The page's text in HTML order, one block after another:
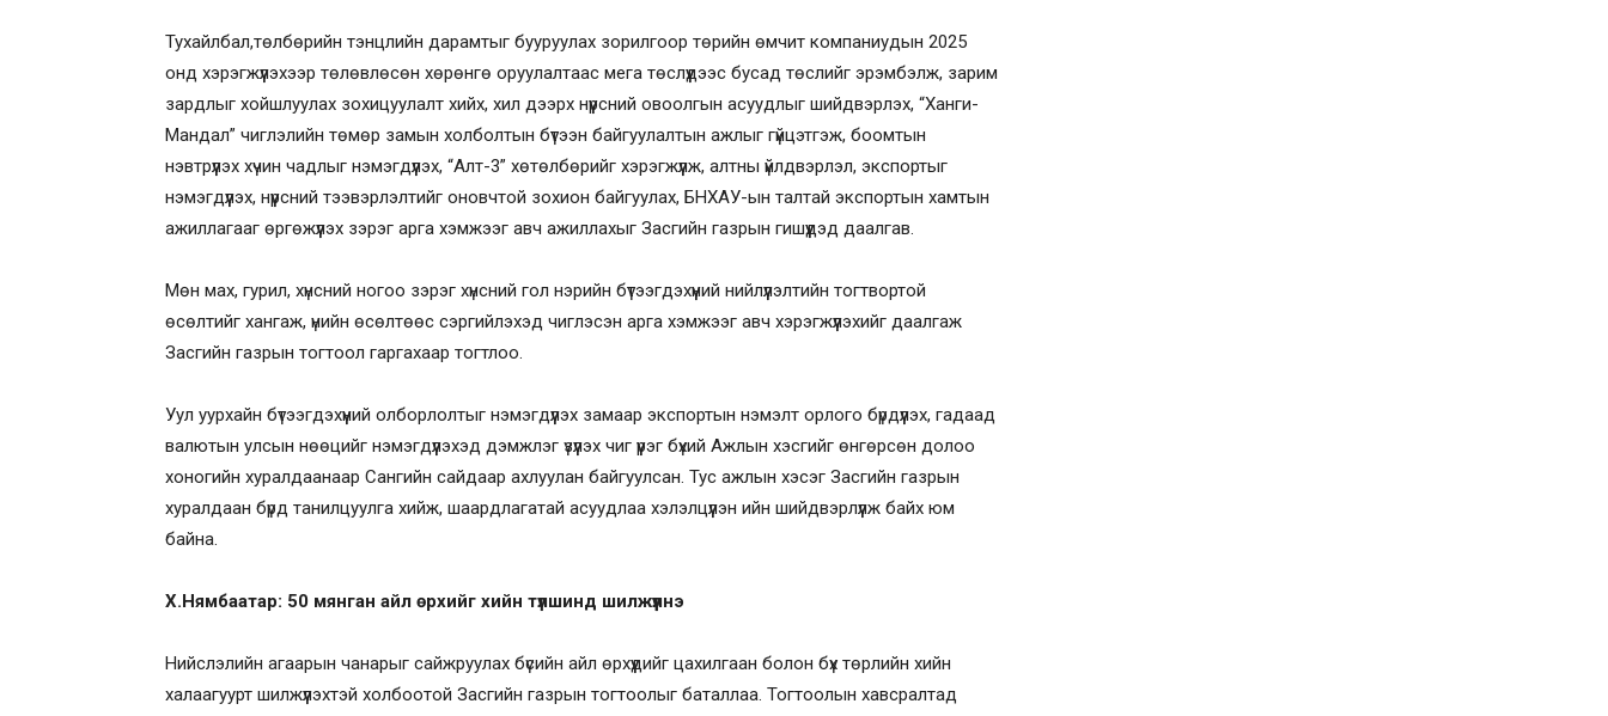
Тухайлбал,төлбөрийн тэнцлийн дарамтыг бууруулах зорилгоор төрийн өмчит компаниудын 2025
онд хэрэгжүүлэхээр төлөвлөсөн хөрөнгө оруулалтаас мега төслүүдээс бусад төслийг эрэмбэлж, зарим
зардлыг хойшлуулах зохицуулалт хийх, хил дээрх нүүрсний овоолгын асуудлыг шийдвэрлэх, “Ханги-
Мандал” чиглэлийн төмөр замын холболтын бүтээн байгуулалтын ажлыг гүйцэтгэж, боомтын
нэвтрүүлэх хүчин чадлыг нэмэгдүүлэх, “Алт-3” хөтөлбөрийг хэрэгжүүлж, алтны үйлдвэрлэл, экспортыг
нэмэгдүүлэх, нүүрсний тээвэрлэлтийг оновчтой зохион байгуулах, БНХАУ-ын талтай экспортын хамтын
ажиллагааг өргөжүүлэх зэрэг арга хэмжээг авч ажиллахыг Засгийн газрын гишүүдэд даалгав.
Мөн мах, гурил, хүнсний ногоо зэрэг хүнсний гол нэрийн бүтээгдэхүүний нийлүүлэлтийн тогтвортой
өсөлтийг хангаж, үнийн өсөлтөөс сэргийлэхэд чиглэсэн арга хэмжээг авч хэрэгжүүлэхийг даалгаж
Засгийн газрын тогтоол гаргахаар тогтлоо.
Уул уурхайн бүтээгдэхүүний олборлолтыг нэмэгдүүлэх замаар экспортын нэмэлт орлого бүрдүүлэх, гадаад
валютын улсын нөөцийг нэмэгдүүлэхэд дэмжлэг үзүүлэх чиг үүрэг бүхий Ажлын хэсгийг өнгөрсөн долоо
хоногийн хуралдаанаар Сангийн сайдаар ахлуулан байгуулсан. Тус ажлын хэсэг Засгийн газрын
хуралдаан бүрд танилцуулга хийж, шаардлагатай асуудлаа хэлэлцүүлэн ийн шийдвэрлүүлж байх юм
байна.
Х.Нямбаатар: 50 мянган айл өрхийг хийн түлшинд шилжүүлнэ
Нийслэлийн агаарын чанарыг сайжруулах бүсийн айл өрхүүдийг цахилгаан болон бүх төрлийн хийн
халаагуурт шилжүүлэхтэй холбоотой Засгийн газрын тогтоолыг баталлаа. Тогтоолын хавсралтад